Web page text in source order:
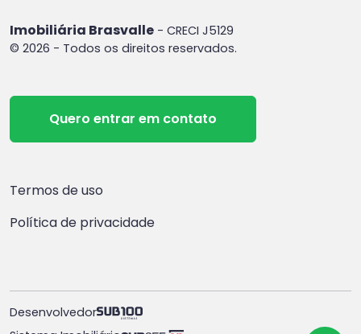
Imobiliária Brasvalle - CRECI J5129
© 2026 - Todos os direitos reservados.
Quero entrar em contato
Termos de uso
Política de privacidade
Desenvolvedor